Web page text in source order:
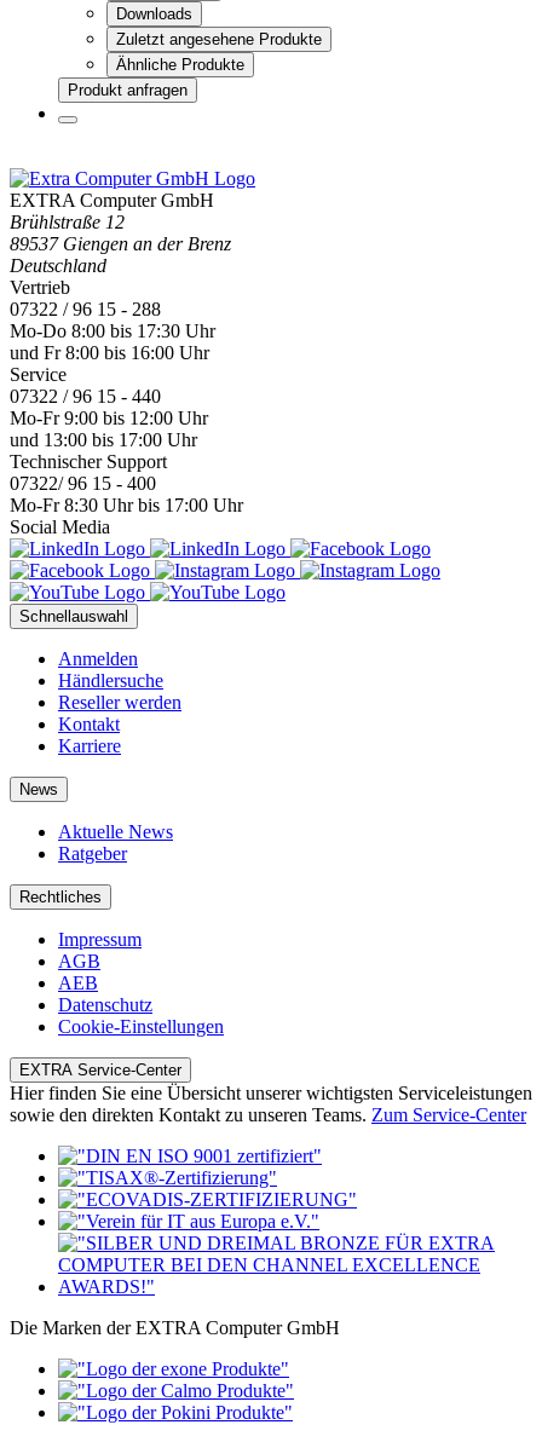
Downloads
Zuletzt angesehene Produkte
Ähnliche Produkte
Produkt anfragen
EXTRA Computer GmbH
Brühlstraße 12
89537 Giengen an der Brenz
Deutschland
Vertrieb
07322 / 96 15 - 288
Mo-Do 8:00 bis 17:30 Uhr
und Fr 8:00 bis 16:00 Uhr
Service
07322 / 96 15 - 440
Mo-Fr 9:00 bis 12:00 Uhr
und 13:00 bis 17:00 Uhr
Technischer Support
07322/ 96 15 - 400
Mo-Fr 8:30 Uhr bis 17:00 Uhr
Social Media
Schnellauswahl
Anmelden
Händlersuche
Reseller werden
Kontakt
Karriere
News
Aktuelle News
Ratgeber
Rechtliches
Impressum
AGB
AEB
Datenschutz
Cookie-Einstellungen
EXTRA Service-Center
Hier finden Sie eine Übersicht unserer wichtigsten Serviceleistungen
sowie den direkten Kontakt zu unseren Teams. Zum Service-Center
Die Marken der EXTRA Computer GmbH